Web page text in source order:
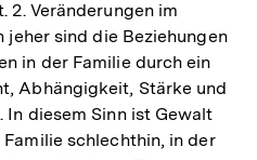
2. Veränderungen im
jeher sind die Beziehungen
in der Familie durch ein
Abhängigkeit, Stärke und
diesem Sinn ist Gewalt
schlechthin, in der